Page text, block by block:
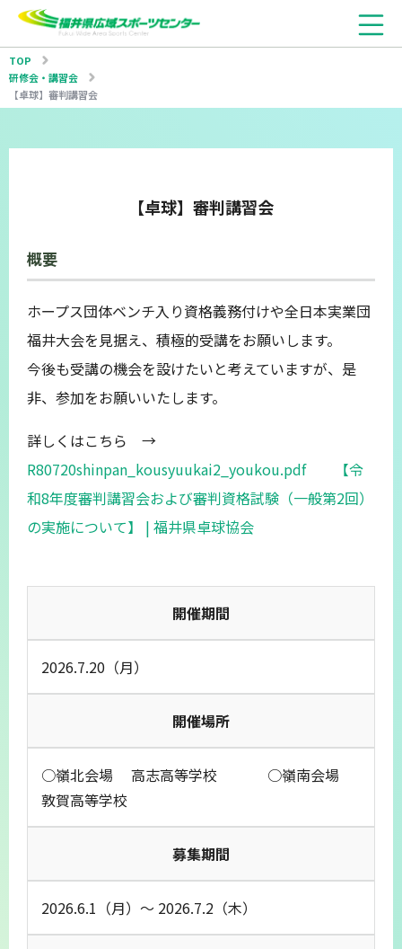
TOP
研修会・講習会
【卓球】審判講習会
【卓球】審判講習会
概要
ホープス団体ベンチ入り資格義務付けや全日本実業団
福井大会を見据え、積極的受講をお願いします。
今後も受講の機会を設けたいと考えていますが、是
非、参加をお願いいたします。
詳しくはこちら →
R80720shinpan_kousyuukai2_youkou.pdf
【令
和8年度審判講習会および審判資格試験（一般第2回）
の実施について】 | 福井県卓球協会
開催期間
2026.7.20（月）
開催場所
○嶺北会場 高志高等学校 ○嶺南会場
敦賀高等学校
募集期間
2026.6.1（月）～ 2026.7.2（木）